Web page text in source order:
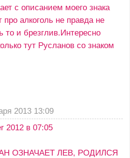
с описанием моего знака
алкоголь не правда не
и брезглив.Интересно
тут Русланов со знаком
2013 13:09
2012 в 07:05
ОЗНАЧАЕТ ЛЕВ, РОДИЛСЯ